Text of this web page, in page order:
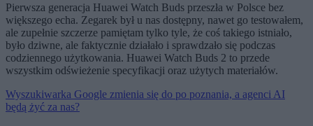
Pierwsza generacja Huawei Watch Buds przeszła w Polsce bez
większego echa. Zegarek był u nas dostępny, nawet go testowałem,
ale zupełnie szczerze pamiętam tylko tyle, że coś takiego istniało,
było dziwne, ale faktycznie działało i sprawdzało się podczas
codziennego użytkowania. Huawei Watch Buds 2 to przede
wszystkim odświeżenie specyfikacji oraz użytych materiałów.
Wyszukiwarka Google zmienia się do po poznania, a agenci AI
będą żyć za nas?